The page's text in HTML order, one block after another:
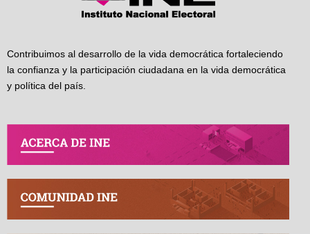
Contribuimos al desarrollo de la vida democrática fortaleciendo
la confianza y la participación ciudadana en la vida democrática
y política del país.